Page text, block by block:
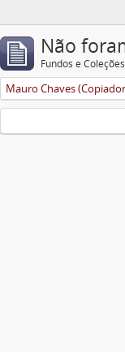
Não
Fundos e Coleções
Mauro Chaves